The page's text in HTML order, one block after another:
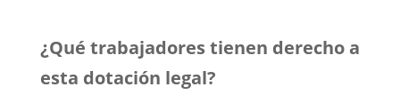
¿Qué trabajadores tienen derecho a
esta dotación legal?